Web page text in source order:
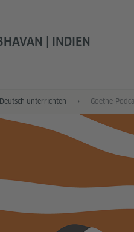
| INDIEN
Deutsch unterrichten Goethe-